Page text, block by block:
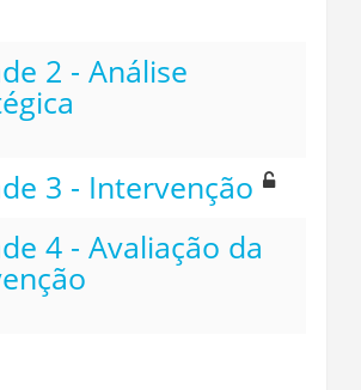
2 - Análise
3 - Intervenção
4 - Avaliação da